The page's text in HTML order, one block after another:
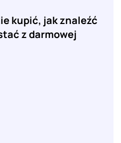
kupić, jak znaleźć
z darmowej